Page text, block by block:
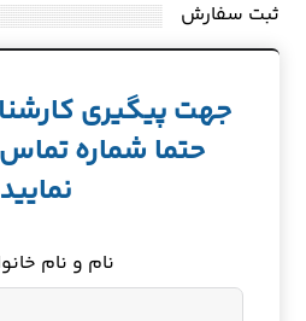
ثبت سفارش
جهت پیگیری
حتما شماره
نمایید
نام و نام